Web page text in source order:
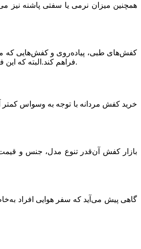
همچنین میزان نرمی یا سفتی پاشنه نیز
کفش‌های طبی، پیاده‌روی و کفش‌هایی که
فراهم کند.البته که این فضا نباید زیادی هم گشاد و پهن باشد. همین موضوع تفاوت اصلی کفش‌های خوب و استاندارد با کفش‌هایی است که پوشیدن آن‌ها تنها درد و خستگی پاها را به‌دنبال دارد.
خرید کفش مردانه با توجه به وسواس
بازار کفش آن‌قدر تنوع مدل، جنس و قیمت
گاهی پیش می‌آید که سفر هوایی افراد